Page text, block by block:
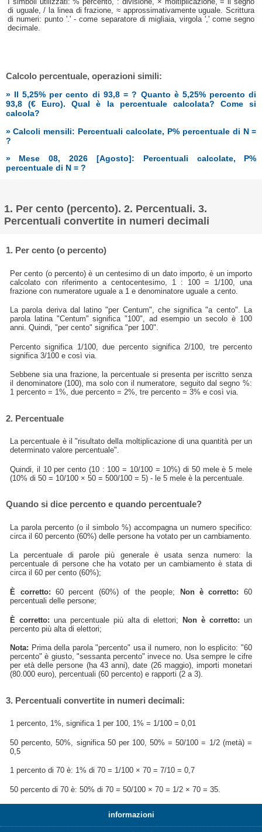
di uguale, / la linea di frazione, ≈ approssimativamente uguale. Scrittura
di numeri: punto '.' - come separatore di migliaia, virgola ',' come segno
decimale.
Calcolo percentuale, operazioni simili:
» Il 5,25% per cento di 93,8 = ? Quanto è 5,25% percento di
93,8 (€ Euro). Qual è la percentuale calcolata? Come si
calcola?
» Calcoli mensili: Percentuali calcolate, P% percentuale di N =
?
» Mese 08, 2026 [Agosto]: Percentuali calcolate, P%
percentuale di N = ?
1. Per cento (percento). 2. Percentuali. 3.
Percentuali convertite in numeri decimali
1. Per cento (o percento)
Per cento (o percento) è un centesimo di un dato importo, è un importo
calcolato con riferimento a centocentesimo, 1 : 100 = 1/100, una
frazione con numeratore uguale a 1 e denominatore uguale a cento.
La parola deriva dal latino "per Centum", che significa "a cento". La
parola latina "Centum" significa "100", ad esempio un secolo è 100
anni. Quindi, "per cento" significa "per 100".
Percento significa 1/100, due percento significa 2/100, tre percento
significa 3/100 e così via.
Sebbene sia una frazione, la percentuale si presenta per iscritto senza
il denominatore (100), ma solo con il numeratore, seguito dal segno %:
1 percento = 1%, due percento = 2%, tre percento = 3% e così via.
2. Percentuale
La percentuale è il "risultato della moltiplicazione di una quantità per un
determinato valore percentuale".
Quindi, il 10 per cento (10 : 100 = 10/100 = 10%) di 50 mele è 5 mele
(10% di 50 = 10/100 × 50 = 500/100 = 5) - le 5 mele è la percentuale.
Quando si dice percento e quando percentuale?
La parola percento (o il simbolo %) accompagna un numero specifico:
circa il 60 percento (60%) delle persone ha votato per un cambiamento.
La percentuale di parole più generale è usata senza numero: la
percentuale di persone che ha votato per un cambiamento è stata di
circa il 60 per cento (60%);
È corretto: 60 percent (60%) of the people; Non è corretto: 60
percentuali delle persone;
È corretto: una percentuale più alta di elettori;Non è corretto: un
percento più alta di elettori;
Nota: Prima della parola "percento" usa il numero, non lo esplicito: "60
percento" è giusto, "sessanta percento" invece no. Usa sempre le cifre
per età delle persone (ha 43 anni), date (26 maggio), importi monetari
(80.000 euro), percentuali (60 percento) e rapporti (2 a 3).
3. Percentuali convertite in numeri decimali:
1 percento, 1%, significa 1 per 100, 1% = 1/100 = 0,01
50 percento, 50%, significa 50 per 100, 50% = 50/100 = 1/2 (metà) =
0,5
1 percento di 70 è: 1% di 70 = 1/100 × 70 = 7/10 = 0,7
50 percento di 70 è: 50% di 70 = 50/100 × 70 = 1/2 × 70 = 35.
informazioni